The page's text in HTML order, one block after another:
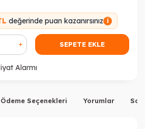
değerinde puan kazanırsınız i
SEPETE EKLE
Alarmı
Ödeme Seçenekleri Yorumlar